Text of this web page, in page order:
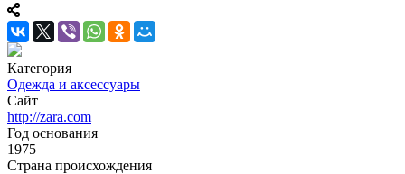
Категория
Одежда и аксессуары
Сайт
http://zara.com
Год основания
1975
Страна происхождения